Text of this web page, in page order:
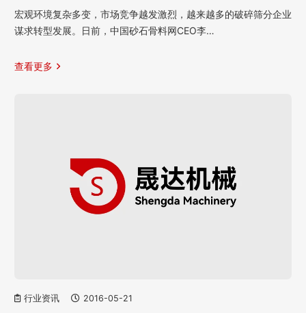
宏观环境复杂多变，市场竞争越发激烈，越来越多的破碎筛分企业
谋求转型发展。日前，中国砂石骨料网CEO李…
查看更多
行业资讯 2016-05-21